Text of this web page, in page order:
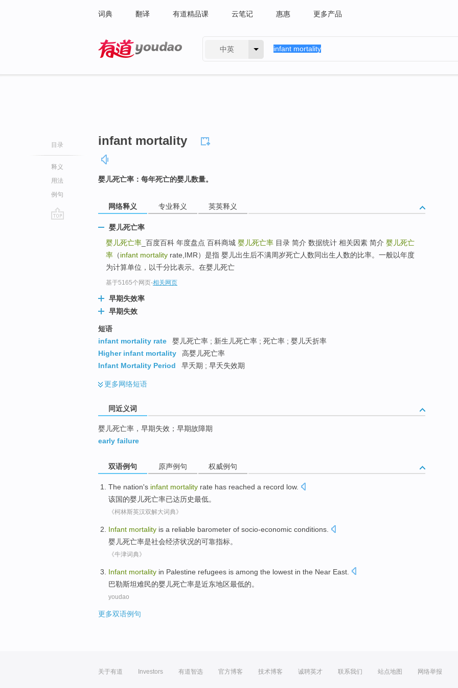
词典 翻译 有道精品课 云笔记 惠惠 更多产品
中英
目录
释义
用法
例句
infant mortality
婴儿死亡率：每年死亡的婴儿数量。
网络释义 专业释义 英英释义
婴儿死亡率
婴儿死亡率 _百度百科 年度盘点 百科商城 婴儿死亡率 目录 简介 数据统计 相关因素 简介 婴儿死亡
率 （infant mortality rate,IMR）是指 婴儿出生后不满周岁死亡人数同出生人数的比率。一般以年度
为计算单位，以千分比表示。在婴儿死亡
基于5165个网页-相关网页
早期失效率
早期失效
短语
infant mortality rate
婴儿死亡率 ; 新生儿死亡率 ; 死亡率 ; 婴儿夭折率
Higher infant mortality
高婴儿死亡率
Infant Mortality Period
早夭期 ; 早夭失效期
更多网络短语
同近义词
婴儿死亡率，早期失效；早期故障期
early failure
双语例句 原声例句 权威例句
The nation's infant mortality rate has reached a record low.
该国的婴儿死亡率已达历史最低。
《柯林斯英汉双解大词典》
Infant mortality is a reliable barometer of socio-economic conditions
婴儿死亡率是社会经济状况的可靠指标。
《牛津词典》
Infant mortality in Palestine refugees is among the lowest in the Near East.
巴勒斯坦难民的婴儿死亡率是近东地区最低的。
youdao
更多双语例句
关于有道 Investors 有道智选 官方博客 技术博客 诚聘英才 联系我们 站点地图 网络举报